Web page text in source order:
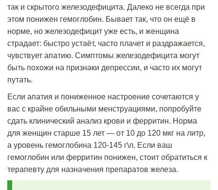
так и скрытого железодефицита. Далеко не всегда при
этом понижен гемоглобин. Бывает так, что он ещё в
норме, но железодефицит уже есть, и женщина
страдает: быстро устаёт, часто плачет и раздражается,
чувствует апатию. Симптомы железодефицита могут
быть похожи на признаки депрессии, и часто их могут
путать.
Если апатия и пониженное настроение сочетаются у
вас с крайне обильными менструациями, попробуйте
сдать клинический анализ крови и ферритин. Норма
для женщин старше 15 лет — от 10 до 120 мкг на литр,
а уровень гемоглобина 120-145 г\л. Если ваш
гемоглобин или ферритин понижен, стоит обратиться к
терапевту для назначения препаратов железа.